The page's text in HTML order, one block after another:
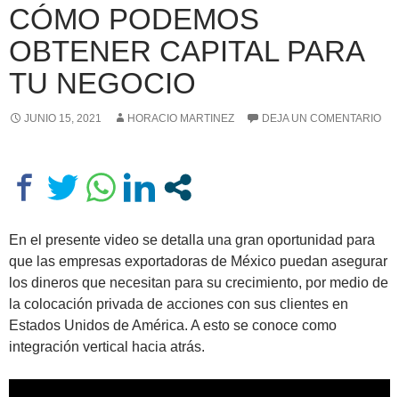
CÓMO PODEMOS
OBTENER CAPITAL PARA
TU NEGOCIO
JUNIO 15, 2021 HORACIO MARTINEZ DEJA UN COMENTARIO
En el presente video se detalla una gran oportunidad para
que las empresas exportadoras de México puedan asegurar
los dineros que necesitan para su crecimiento, por medio de
la colocación privada de acciones con sus clientes en
Estados Unidos de América. A esto se conoce como
integración vertical hacia atrás.